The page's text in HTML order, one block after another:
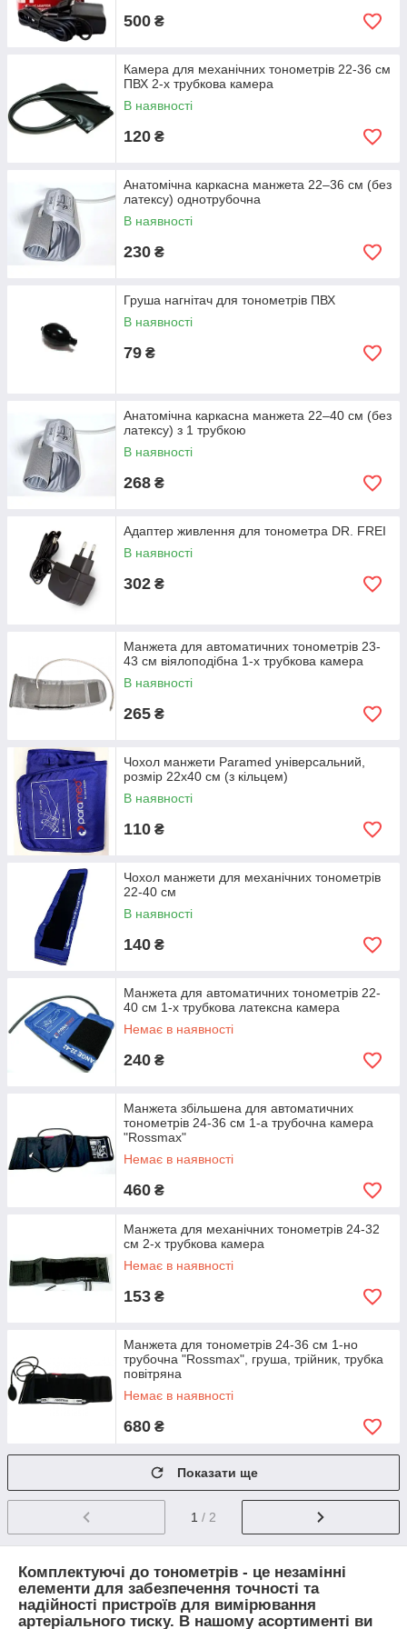
500 ₴
Камера для механічних тонометрів 22-36 см
ПВХ 2-х трубкова камера
В наявності
120 ₴
Анатомічна каркасна манжета 22–36 см (без
латексу) однотрубочна
В наявності
230 ₴
Груша нагнітач для тонометрів ПВХ
В наявності
79 ₴
Анатомічна каркасна манжета 22–40 см (без
латексу) з 1 трубкою
В наявності
268 ₴
Адаптер живлення для тонометра DR. FREI
В наявності
302 ₴
Манжета для автоматичних тонометрів 23-
43 см віялоподібна 1-х трубкова камера
В наявності
265 ₴
Чохол манжети Paramed універсальний,
розмір 22х40 см (з кільцем)
В наявності
110 ₴
Чохол манжети для механічних тонометрів
22-40 см
В наявності
140 ₴
Манжета для автоматичних тонометрів 22-
40 см 1-х трубкова латексна камера
Немає в наявності
240 ₴
Манжета збільшена для автоматичних
тонометрів 24-36 см 1-а трубочна камера
"Rossmax"
Немає в наявності
460 ₴
Манжета для механічних тонометрів 24-32
см 2-х трубкова камера
Немає в наявності
153 ₴
Манжета для тонометрів 24-36 см 1-но
трубочна "Rossmax", груша, трійник, трубка
повітряна
Немає в наявності
680 ₴
Показати ще
1 / 2
Комплектуючі до тонометрів - це незамінні
елементи для забезпечення точності та
надійності пристроїв для вимірювання
артеріального тиску. В нашому асортименті ви